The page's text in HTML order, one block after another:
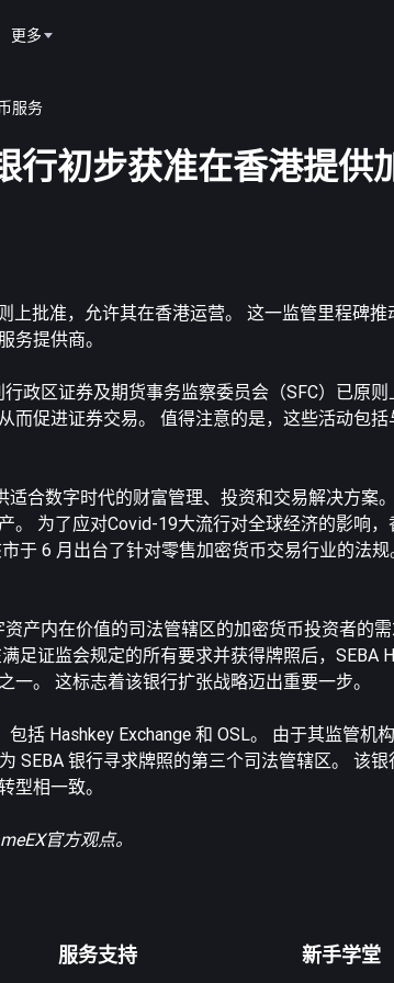
更多
服务
行初步获准在香港提供
上批准，允许其在香港运营。 这一监管里程碑
务提供商。
政区证券及期货事务监察委员会（SFC）已原
促进证券交易。 值得注意的是，这些活动包
合数字时代的财富管理、投资和交易解决方案
为了应对Covid-19大流行对全球经济的影响
于 6 月出台了针对零售加密货币交易行业的法
产内在价值的司法管辖区的加密货币投资者的
证监会规定的所有要求并获得牌照后，SEBA
。 这标志着该银行扩张战略迈出重要一步。
括 Hashkey Exchange 和 OSL。 由于其监管机
SEBA 银行寻求牌照的第三个司法管辖区。 该
型相一致。
官方观点。
服务支持 新手学堂